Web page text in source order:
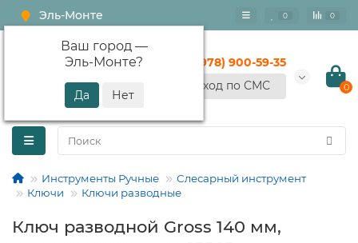
Эль-Монте
Ваш город —
Эль-Монте?
0 0
+7 (978) 900-59-35
Вход по СМС
0
Инструменты Ручные
Слесарный инструмент
Ключи
Ключи разводные
Ключ разводной Gross 140 мм,